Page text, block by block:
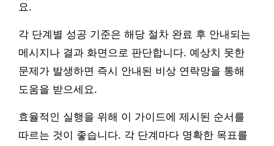
요.
각 단계별 성공 기준은 해당 절차 완료 후 안내되는
메시지나 결과 화면으로 판단합니다. 예상치 못한
문제가 발생하면 즉시 안내된 비상 연락망을 통해
도움을 받으세요.
효율적인 실행을 위해 이 가이드에 제시된 순서를
따르는 것이 좋습니다. 각 단계마다 명확한 목표를